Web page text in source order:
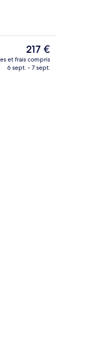
Le
prix
actuel
217 €
et frais compris
6 sept. - 7 sept.